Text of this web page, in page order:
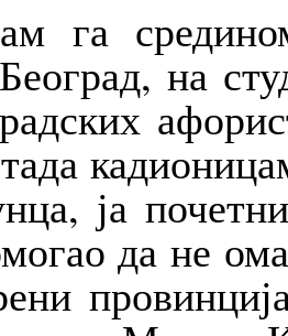
га
на
ја
да не